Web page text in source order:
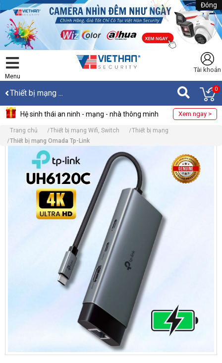
Đóng
Menu
Tài khoản
Thiết bị mạng ... 0
Hệ sinh thái an ninh - mạng - nhà thông minh Xem ngay >
Trang chủ Thiết bị mạng Wifi, Switch
Thiết bị mạng
Thiết bị mạng Omada Tp-Link